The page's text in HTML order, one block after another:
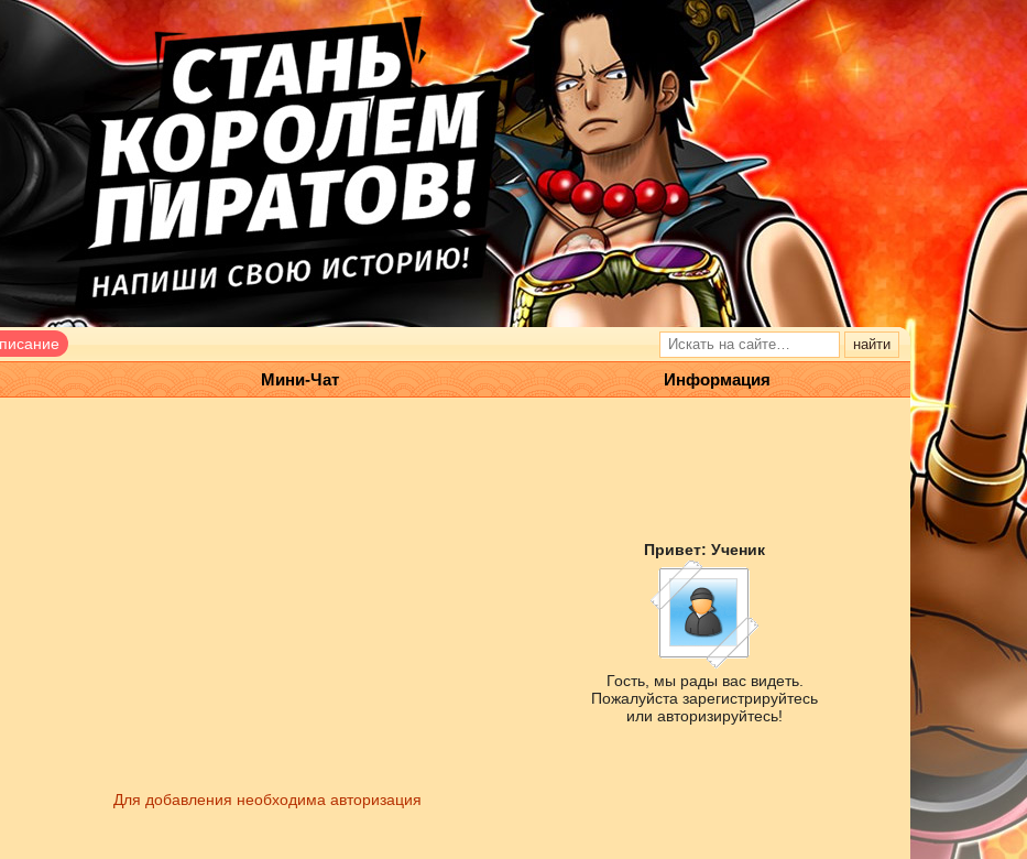
Мини-Чат Информация
Для добавления необходима авторизация
Привет: Ученик
Гость, мы рады вас видеть.
Пожалуйста зарегистрируйтесь
или авторизируйтесь!